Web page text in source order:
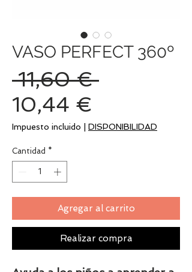
VASO PERFECT 360º
11,60 € Precio
10,44 €
de
Impuesto incluido DISPONIBILIDAD
Cantidad *
Agregar al carrito
Realizar compra